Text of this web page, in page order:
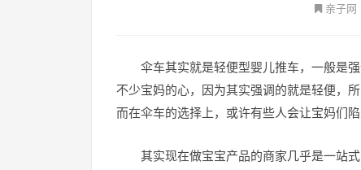
亲子网
伞车其实就是轻便型婴儿推车，一般是
不少宝妈的心，因为其实强调的就是轻便，
而在伞车的选择上，或许有些人会让宝妈们
其实现在做宝宝产品的商家几乎是一站